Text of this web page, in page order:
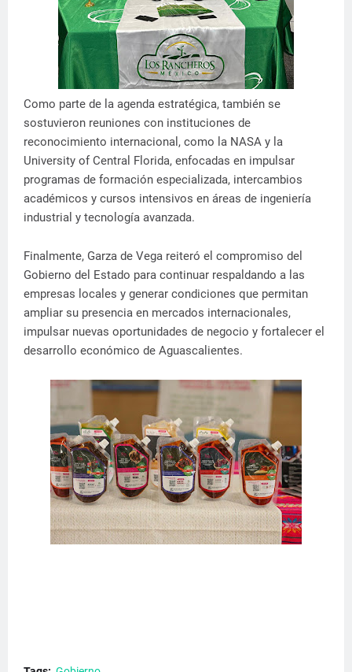
Como parte de la agenda estratégica, también se
sostuvieron reuniones con instituciones de
reconocimiento internacional, como la NASA y la
University of Central Florida, enfocadas en impulsar
programas de formación especializada, intercambios
académicos y cursos intensivos en áreas de ingeniería
industrial y tecnología avanzada.
Finalmente, Garza de Vega reiteró el compromiso del
Gobierno del Estado para continuar respaldando a las
empresas locales y generar condiciones que permitan
ampliar su presencia en mercados internacionales,
impulsar nuevas oportunidades de negocio y fortalecer el
desarrollo económico de Aguascalientes.